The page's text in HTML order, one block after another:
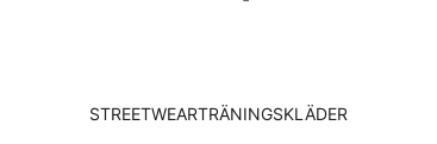
STREETWEARTRÄNINGSKLÄDER